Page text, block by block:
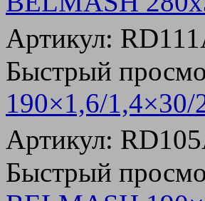
Артикул:
Быстрый
190×1,6/
Артикул:
Быстрый